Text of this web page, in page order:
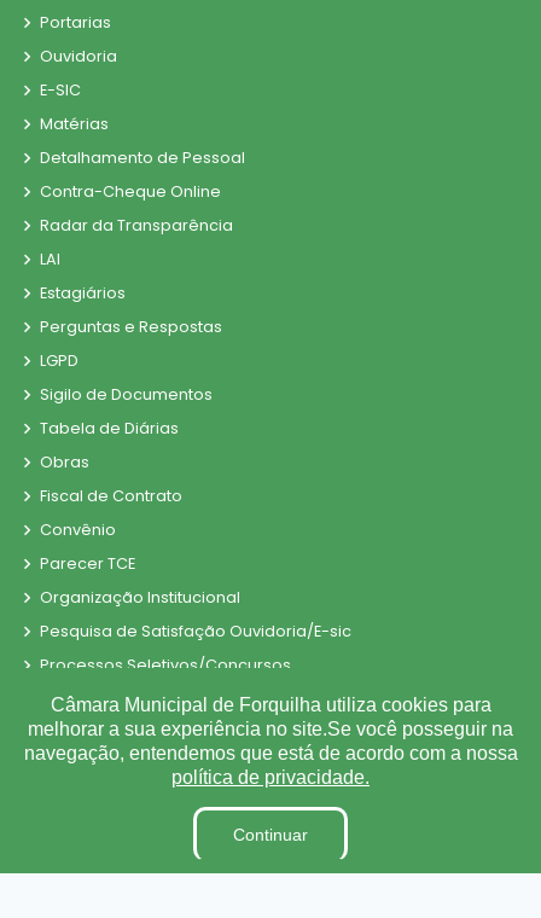
Portarias
Ouvidoria
E-SIC
Matérias
Detalhamento de Pessoal
Contra-Cheque Online
Radar da Transparência
LAI
Estagiários
Perguntas e Respostas
LGPD
Sigilo de Documentos
Tabela de Diárias
Obras
Fiscal de Contrato
Convênio
Parecer TCE
Organização Institucional
Pesquisa de Satisfação Ouvidoria/E-sic
Processos Seletivos/Concursos
Processo de Contratação Eletrônico
Tabela de Diárias
Terceirizados
Relatório de Gestão Municipal
Câmara Municipal de Forquilha utiliza cookies para
melhorar a sua experiência no site.Se você posseguir na
navegação, entendemos que está de acordo com a nossa
política de privacidade.
Continuar